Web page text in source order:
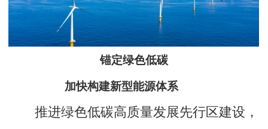
锚定绿色低碳
加快构建新型能源体系
推进绿色低碳高质量发展先行区建设，